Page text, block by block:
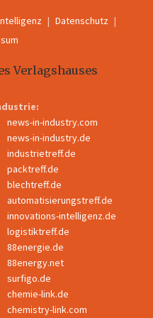
Datenschutz
Verlagshauses
news-in-industry.com
news-in-industry.de
industrietreff.de
packtreff.de
blechtreff.de
automatisierungstreff.de
innovations-intelligenz.de
logistiktreff.de
88energie.de
88energy.net
surfigo.de
chemie-link.de
chemistry-link.com